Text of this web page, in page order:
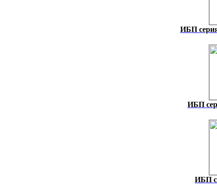
ИБП
ИБП
ИБП